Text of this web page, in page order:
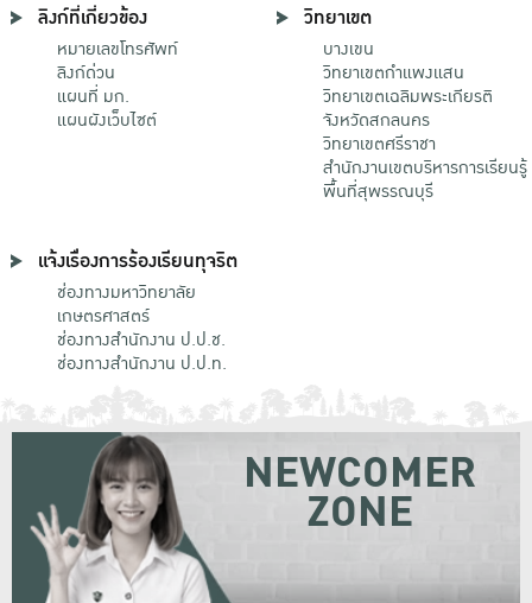
ลิงก์ที่เกี่ยวข้อง
หมายเลขโทรศัพท์
ลิงก์ด่วน
แผนที่ มก.
แผนผังเว็บไซต์
วิทยาเขต
บางเขน
วิทยาเขตกําแพงแสน
วิทยาเขตเฉลิมพระเกียรติ
จังหวัดสกลนคร
วิทยาเขตศรีราชา
สำนักงานเขตบริหารการเรียนรู้
พื้นที่สุพรรณบุรี
แจ้งเรื่องการร้องเรียนทุจริต
ช่องทางมหาวิทยาลัย
เกษตรศาสตร์
ช่องทางสำนักงาน ป.ป.ช.
ช่องทางสำนักงาน ป.ป.ท.
NEWCOMER
ZONE